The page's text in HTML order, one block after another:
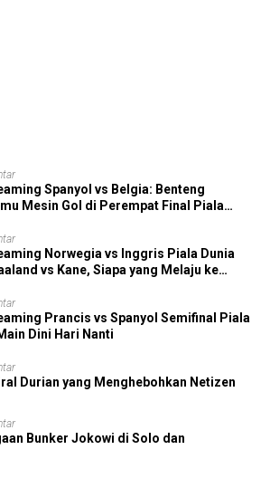
Spanyol vs Belgia: Benteng
Mesin Gol di Perempat Final Piala
Norwegia vs Inggris Piala Dunia
vs Kane, Siapa yang Melaju ke
Prancis vs Spanyol Semifinal Piala
Dini Hari Nanti
Durian yang Menghebohkan Netizen
Bunker Jokowi di Solo dan